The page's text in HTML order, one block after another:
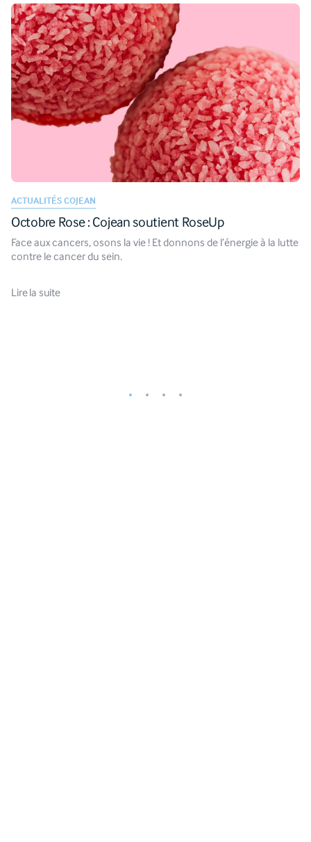
ACTUALITÉS COJEAN
Octobre Rose : Cojean soutient RoseUp
Face aux cancers, osons la vie ! Et donnons de l’énergie à la lutte
contre le cancer du sein.
Lire la suite